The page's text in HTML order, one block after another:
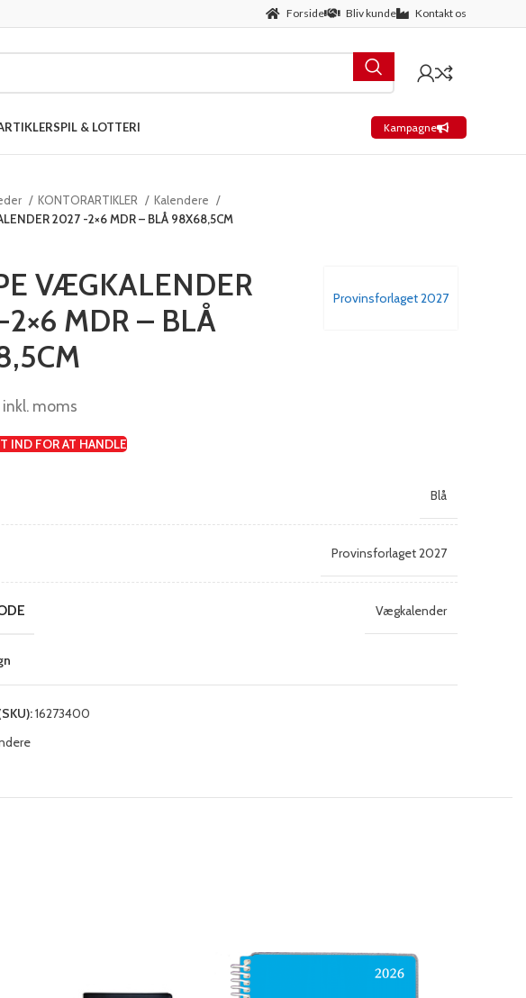
Forside Bliv kunde Kontakt os
SPIL & LOTTERI Kampagne
KONTORARTIKLER
Kalendere
2027 -2×6 MDR – BLÅ 98X68,5CM
Provinsforlaget 2027
VÆGKALENDER
MDR – BLÅ
inkl. moms
IND FOR AT HANDLE
Blå
Provinsforlaget 2027
Vægkalender
16273400